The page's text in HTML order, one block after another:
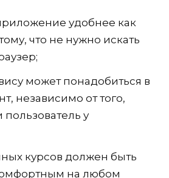
удобнее как
что не нужно искать
может понадобиться в
независимо от того,
пользователь у
курсов должен быть
на любом